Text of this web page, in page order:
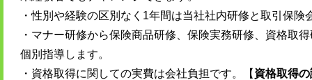
・性別や経験の区別なく 1年間は当社社内研修と取引保険
・マナー研修から保険商品研修、保険実務研修、資格取
個別指導します。
・資格取得に関しての実費は会社負担です。【 資格取得